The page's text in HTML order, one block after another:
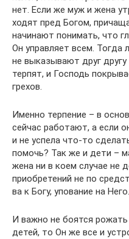
нет. Если же муж и жена
ходят пред Богом,
начи­на­ют пони­мать, что
Он управ­ля­ет всем. Тогда
не выка­зы­ва­ют друг
тер­пят, и Гос­подь
грехов.
Имен­но тер­пе­ние – в
сей­час рабо­та­ют, а если
и не успе­ла что-то
помочь? Так же и дети –
жена ни в коем слу­чае не
при­об­ре­те­ний не по
ва к Богу, упо­ва­ние на Него.
И важ­но не боят­ся
детей, то Он же все и